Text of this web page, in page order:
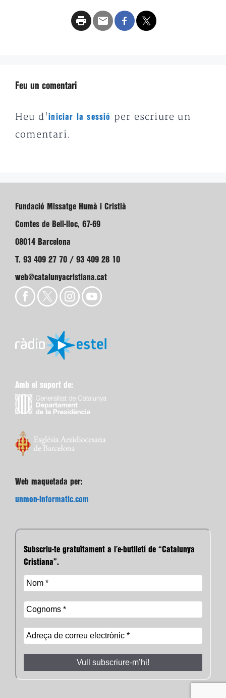
Feu un comentari
Heu d'iniciar la sessió
per escriure un
comentari.
Fundació Missatge Humà i Cristià
Comtes de Bell-lloc, 67-69
08014 Barcelona
T. 93 409 27 70 / 93 409 28 10
web@catalunyacristiana.cat
Amb el suport de:
Web maquetada per:
unmon-informatic.com
Subscriu-te gratuïtament a l’e-butlletí de “Catalunya
Cristiana”.